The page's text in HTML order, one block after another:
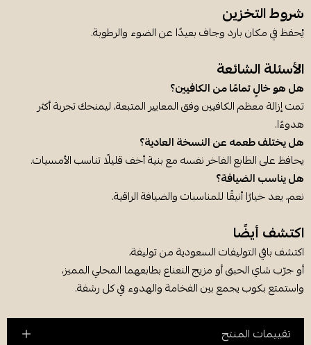
شروط التخزين
يُحفظ في مكان بارد وجاف بعيدًا عن الضوء والرطوبة.
الأسئلة الشائعة
هل هو خالٍ تمامًا من الكافيين؟
تمت إزالة معظم الكافيين وفق المعايير المتبعة، ليمنحك تجربة أكثر
هدوءًا.
هل يختلف طعمه عن النسخة العادية؟
يحافظ على الطابع الفاخر نفسه مع بنية أخف قليلًا تناسب الأمسيات.
هل يناسب الضيافة؟
نعم، يعد خيارًا أنيقًا للمناسبات والضيافة الراقية.
اكتشف أيضًا
اكتشف باقي التوليفات السعودية من توليفة،
أو جرّب شاي الحبق أو مزيج النعناع بطابعهما المحلي المميز،
واستمتع بكوب يجمع بين الفخامة والهدوء في كل رشفة.
تقييمات المنتج